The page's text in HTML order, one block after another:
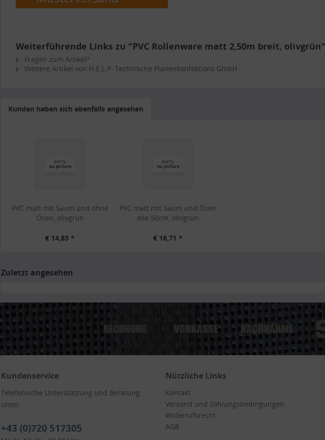
Weiterführende Links zu "PVC Rollenware matt 2,50m breit, olivgrün"
Fragen zum Artikel?
Weitere Artikel von H.E.L.P. Technische Planenkonfektions GmbH
Kunden haben sich ebenfalls angesehen
PVC matt mit Saum und ohne
Ösen, olivgrün
€ 14,85 *
PVC matt mit Saum und Ösen
alle 50cm, olivgrün
€ 16,71 *
Zuletzt angesehen
Kundenservice
Telefonische Unterstützung und Beratung
unter:
+43 (0)720 517305
Nützliche Links
Kontakt
Versand und Zahlungsbedingungen
Widerrufsrecht
AGB